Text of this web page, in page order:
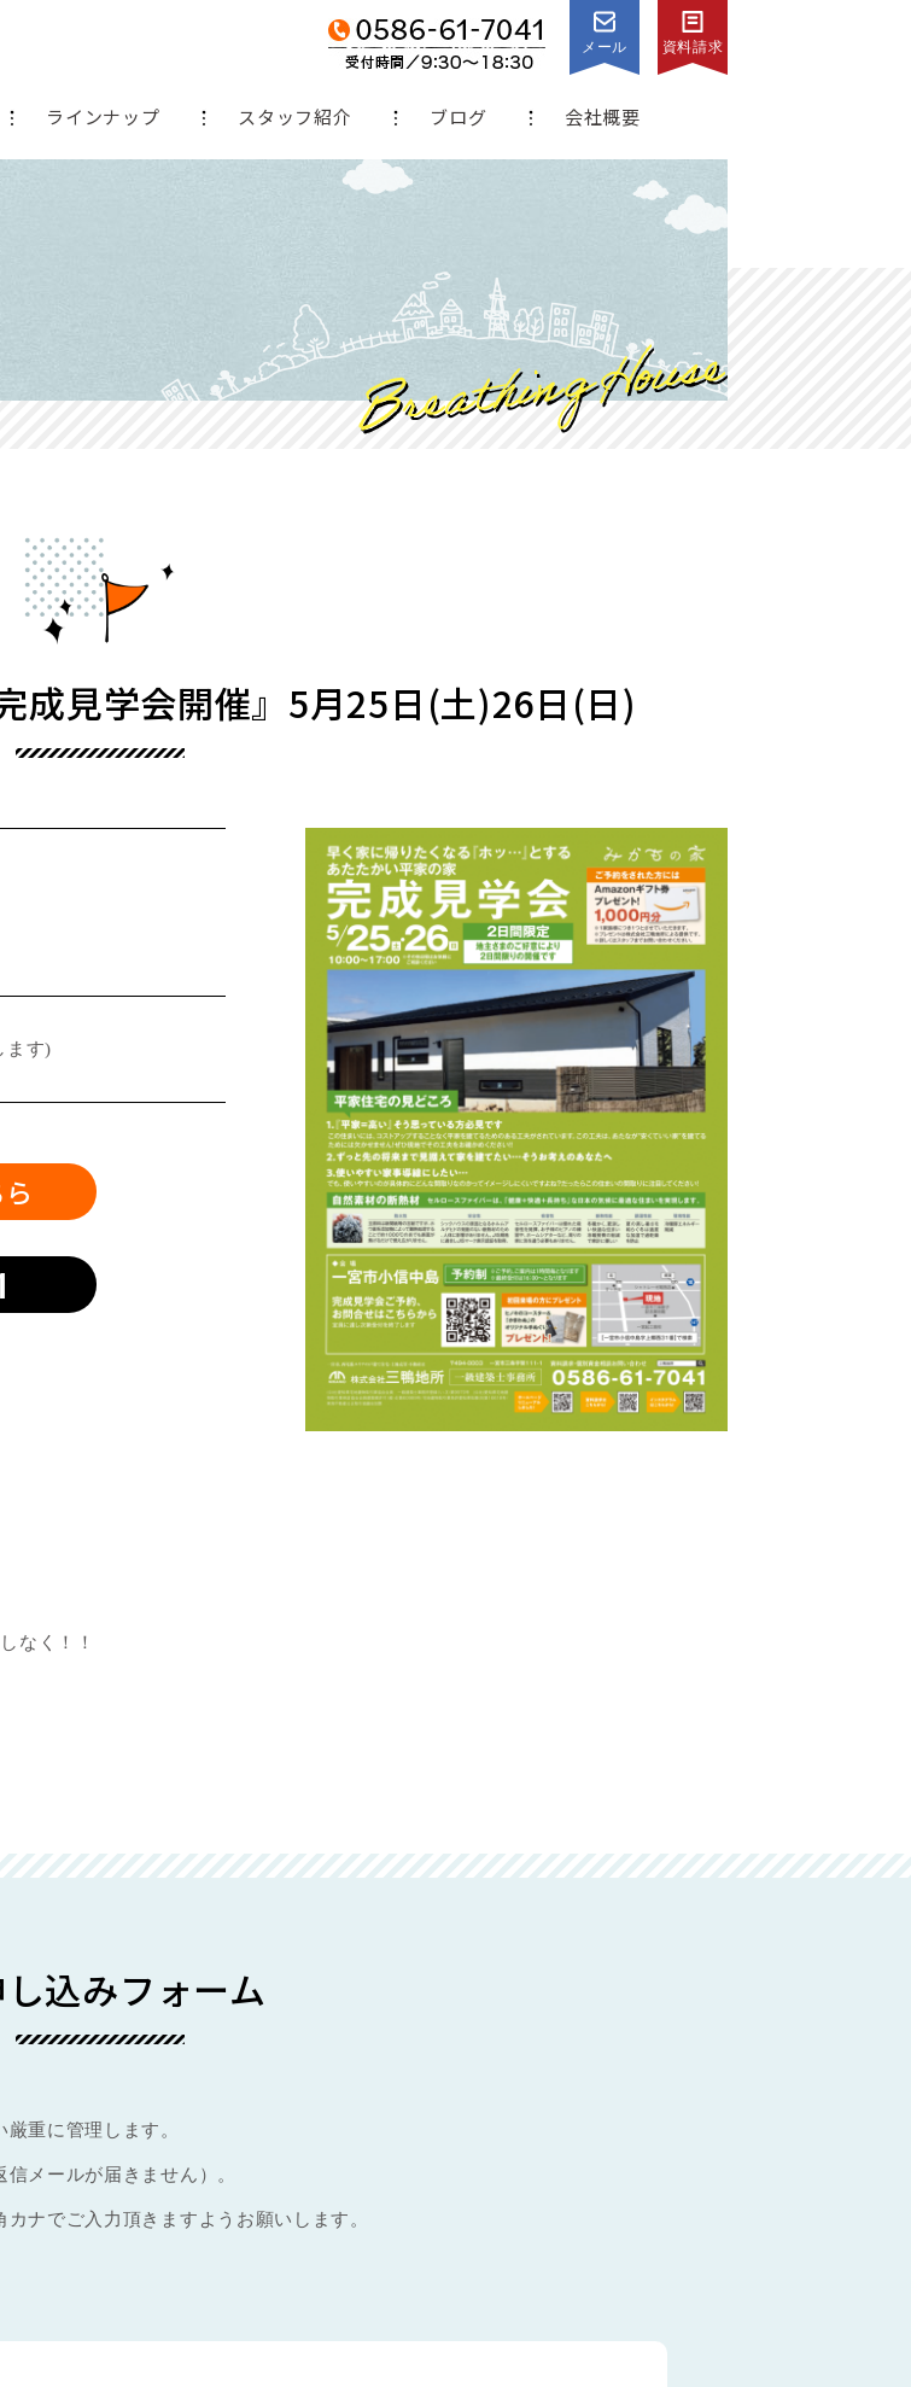
メール 資料請求
ラインナップ スタッフ紹介 ブログ 会社概要
成見学会開催』5月25日(土)26日(日)
ます)
なく！！
込みフォーム
厳重に管理します。
メールが届きません）。
ナでご入力頂きますようお願いします。